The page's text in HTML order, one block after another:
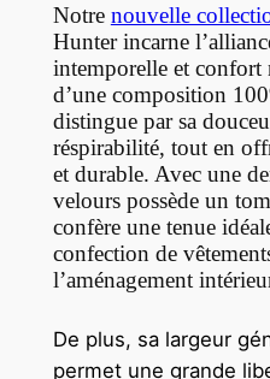
Notre nouvelle
Hunter incarne
intemporelle et confort
d’une composition
distingue par sa
réspirabilité, tout en
et durable. Avec une
velours possède un
confère une tenue
confection de
l’aménagement
De plus, sa largeur
permet une grande